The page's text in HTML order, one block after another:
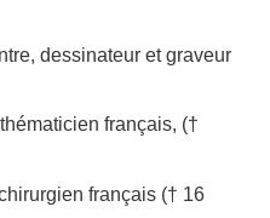
dessinateur et graveur
français, (†
français († 16